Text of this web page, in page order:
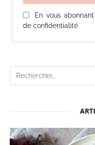
En vous
de confidentialité